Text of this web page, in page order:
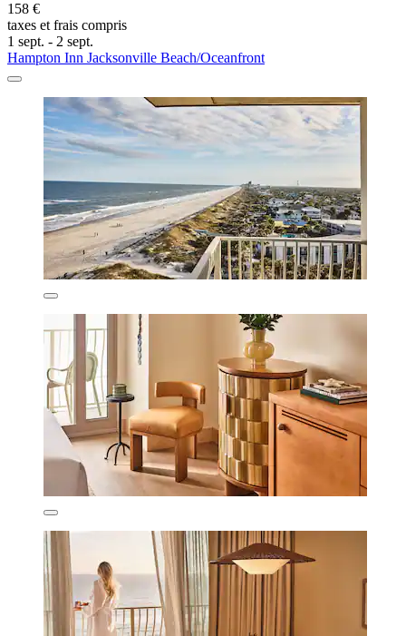
158 €
taxes et frais compris
1 sept. - 2 sept.
Hampton Inn Jacksonville Beach/Oceanfront